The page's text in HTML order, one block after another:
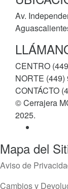
Av.
CENTRO
NORTE (449)
CONTÁCTO
© Cerrajera
2025.
Mapa del
Aviso de
Cambios y